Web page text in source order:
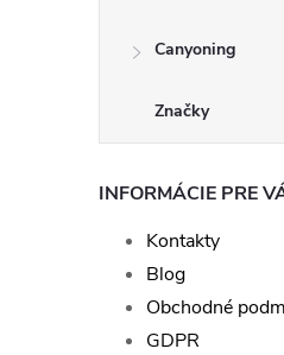
Canyoning
Značky
INFORMÁCIE PRE
Kontakty
Blog
Obchodné
GDPR